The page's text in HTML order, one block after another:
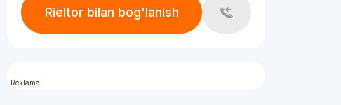
Rieltor bilan bog'lanish
Reklama